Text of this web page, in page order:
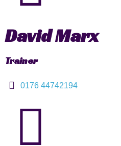
David Marx
Trainer
0176 44742194